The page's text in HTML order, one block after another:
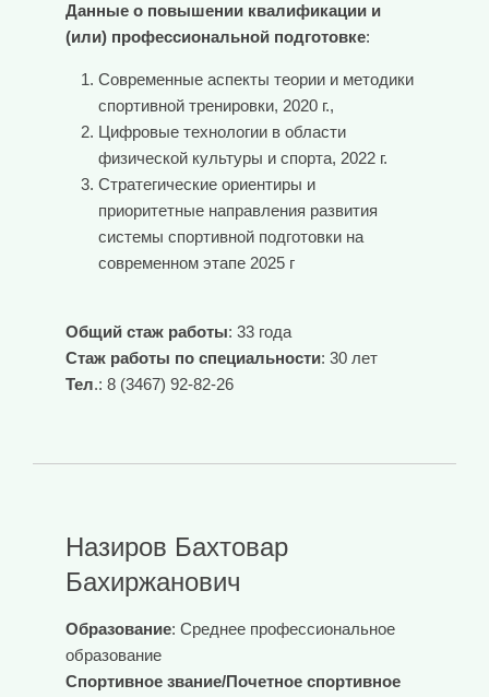
Данные о повышении квалификации и
(или) профессиональной подготовке:
Современные аспекты теории и методики
спортивной тренировки, 2020 г.,
Цифровые технологии в области
физической культуры и спорта, 2022 г.
Стратегические ориентиры и
приоритетные направления развития
системы спортивной подготовки на
современном этапе 2025 г
Общий стаж работы: 33 года
Стаж работы по специальности: 30 лет
Тел.: 8 (3467) 92-82-26
Назиров Бахтовар
Бахиржанович
Образование: Среднее профессиональное
образование
Спортивное звание/Почетное спортивное